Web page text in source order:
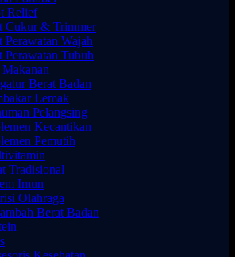
Relief
Cukur & Trimmer
Perawatan Wajah
Perawatan Tubuh
Berat Badan
Lemak
Pelangsing
Kecantikan
Pemutih
Tradisional
Imun
Olahraga
Berat Badan